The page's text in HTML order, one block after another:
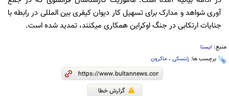
آوری شواهد و مدارک برای تسهیل کار دیوان کیفری بین المللی در رابطه با
جنایات ارتکابی در جنگ اوکراین همکاری می‎کنند، تمدید شده است.
منبع: ایسنا
برچسب ها: زلنسکی ، ماکرون
گزارش خطا